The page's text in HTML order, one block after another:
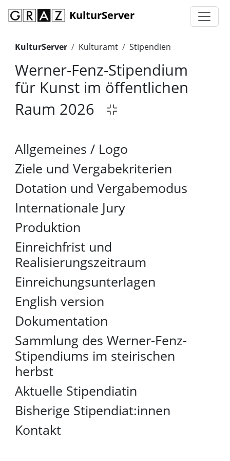
KulturServer
KulturServer Kulturamt Stipendien
Werner-Fenz-Stipendium
für Kunst im öffentlichen
Raum 2026
Allgemeines / Logo
Ziele und Vergabekriterien
Dotation und Vergabemodus
Internationale Jury
Produktion
Einreichfrist und
Realisierungszeitraum
Einreichungsunterlagen
English version
Dokumentation
Sammlung des Werner-Fenz-
Stipendiums im steirischen
herbst
Aktuelle Stipendiatin
Bisherige Stipendiat:innen
Kontakt